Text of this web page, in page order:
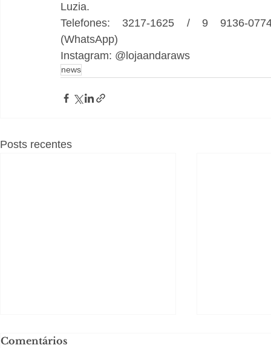
Luzia.
Telefones: 3217-1625 / 9 9136-
(WhatsApp)
Instagram: @lojaandaraws
news
Posts recentes
Comentários